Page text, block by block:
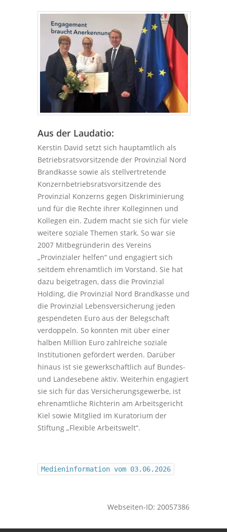
Aus der Laudatio:
Kerstin David setzt sich hauptamtlich als
Betriebsratsvorsitzende der Provinzial Nord
Brandkasse sowie als stellvertretende
Konzernbetriebsratsvorsitzende des
Provinzial Konzerns gegen Diskriminierung
und für die Rechte ihrer Kolleginnen und
Kollegen ein. Zudem macht sie sich für viele
weitere soziale Themen stark. So war sie
2007 Mitbegründerin des Vereins
„Provinzialer helfen“ und engagiert sich
seitdem ehrenamtlich im Vorstand. Sie hat
dazu beigetragen, dass die Provinzial
Holding, die Provinzial Nord Brandkasse und
die Provinzial Lebensversicherung jeden
gespendeten Euro aus der Belegschaft
verdoppeln. So konnten mit über einer
halben Million Euro zahlreiche soziale
Institutionen gefördert werden. Darüber
hinaus ist sie gewerkschaftlich auf Bundes-
und Landesebene aktiv. Weiterhin engagiert
sie sich für das Versicherungsgewerbe, ist
ehrenamtliche Richterin am Arbeitsgericht
Kiel sowie Mitglied im Kuratorium der
Stiftung „Flexible Arbeitswelt“.
Medieninformation vom 03.06.2026
Webseiten-ID: 20057386